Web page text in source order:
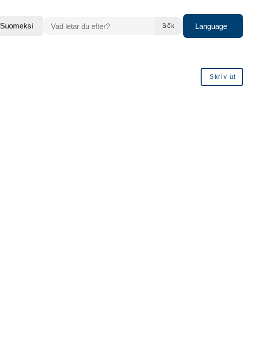
Suomeksi
VAD LETAR DU EFTER?
Sök
Language
Skriv ut